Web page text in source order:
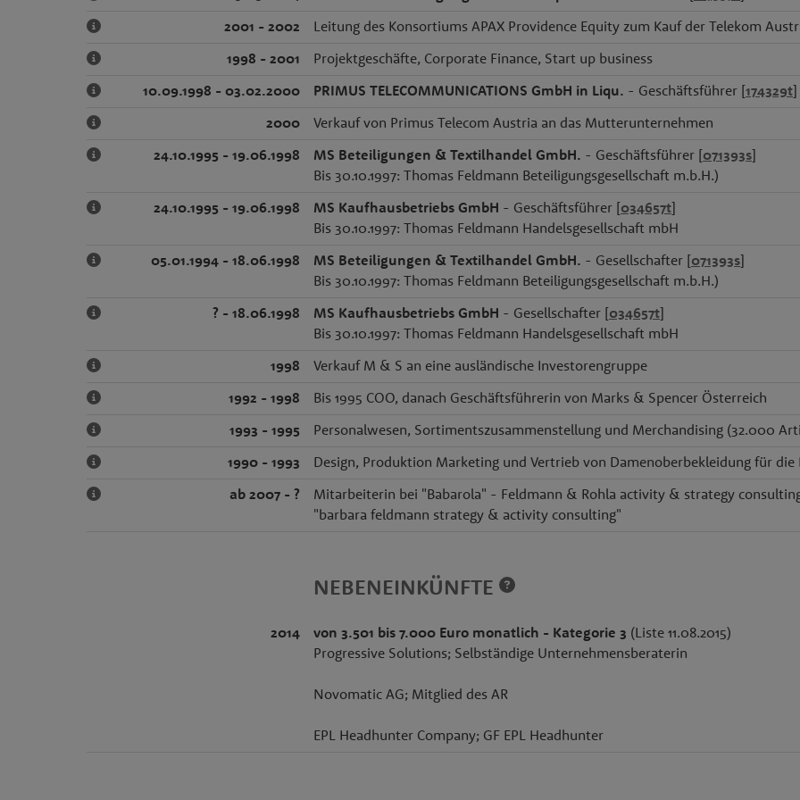
2001 - 2002
Leitung des Konsortiums APAX Providence Equity zum Kauf der Telekom
1998 - 2001
Projektgeschäfte, Corporate Finance, Start up business
10.09.1998 - 03.02.2000
PRIMUS TELECOMMUNICATIONS GmbH in Liqu. - Geschäftsführer [174329t]
2000
Verkauf von Primus Telecom Austria an das Mutterunternehmen
24.10.1995 - 19.06.1998
MS Beteiligungen & Textilhandel GmbH. - Geschäftsführer [071393s]
Bis 30.10.1997: Thomas Feldmann Beteiligungsgesellschaft m.b.H.)
24.10.1995 - 19.06.1998
MS Kaufhausbetriebs GmbH - Geschäftsführer [034657t]
Bis 30.10.1997: Thomas Feldmann Handelsgesellschaft mbH
05.01.1994 - 18.06.1998
MS Beteiligungen & Textilhandel GmbH. - Gesellschafter [071393s]
Bis 30.10.1997: Thomas Feldmann Beteiligungsgesellschaft m.b.H.)
? - 18.06.1998
MS Kaufhausbetriebs GmbH - Gesellschafter [034657t]
Bis 30.10.1997: Thomas Feldmann Handelsgesellschaft mbH
1998
Verkauf M & S an eine ausländische Investorengruppe
1992 - 1998
Bis 1995 COO, danach Geschäftsführerin von Marks & Spencer Österreich
1993 - 1995
Personalwesen, Sortimentszusammenstellung und Merchandising (32.000
1990 - 1993
Design, Produktion Marketing und Vertrieb von Damenoberbekleidung für die
ab 2007 - ?
Mitarbeiterin bei "Babarola" - Feldmann & Rohla activity & strategy
"barbara feldmann strategy & activity consulting"
NEBENEINKÜNFTE
2014 von 3.501 bis 7.000 Euro monatlich - Kategorie 3 (Liste 11.08.2015)
Progressive Solutions; Selbständige Unternehmensberaterin
Novomatic AG; Mitglied des AR
EPL Headhunter Company; GF EPL Headhunter